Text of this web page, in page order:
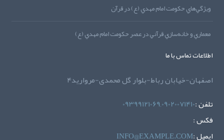
ويژگي‌هاي حکومت امام مهدي (ع) در قرآن
معماري و خانه‌سازي قرآني در عصر حکومت امام مهدي (ع)
اطلاعات تماس با ما
اصفهان-خیابان رباط-بلوار گل محمدی-مروارید4
تلفن :09399121069,09020071410
فکس :
ايميل :INFO@EXAMPLE.COM